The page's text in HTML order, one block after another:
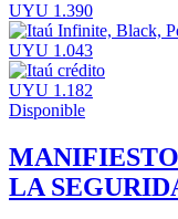
UYU 1.390
UYU 1.043
UYU 1.182
Disponible
LA